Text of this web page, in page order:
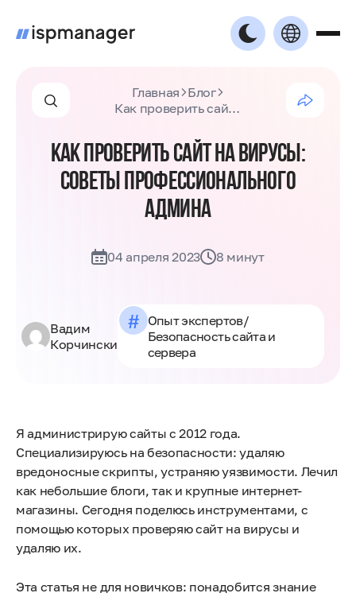
Главная Блог
Как проверить сайт на вирусы: советы профессионального админа
КАК ПРОВЕРИТЬ САЙТ НА ВИРУСЫ:
СОВЕТЫ ПРОФЕССИОНАЛЬНОГО
АДМИНА
04 апреля 2023 8 минут
Вадим
Корчинский
# Опыт экспертов/
Безопасность сайта и
сервера
Я администрирую сайты с 2012 года.
Специализируюсь на безопасности: удаляю
вредоносные скрипты, устраняю уязвимости. Лечил
как небольшие блоги, так и крупные интернет-
магазины. Сегодня поделюсь инструментами, с
помощью которых проверяю сайт на вирусы и
удаляю их.
Эта статья не для новичков: понадобится знание